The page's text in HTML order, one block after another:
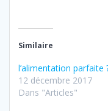
Similaire
l’alimentation parfaite
12 décembre 2017
Dans "Articles"